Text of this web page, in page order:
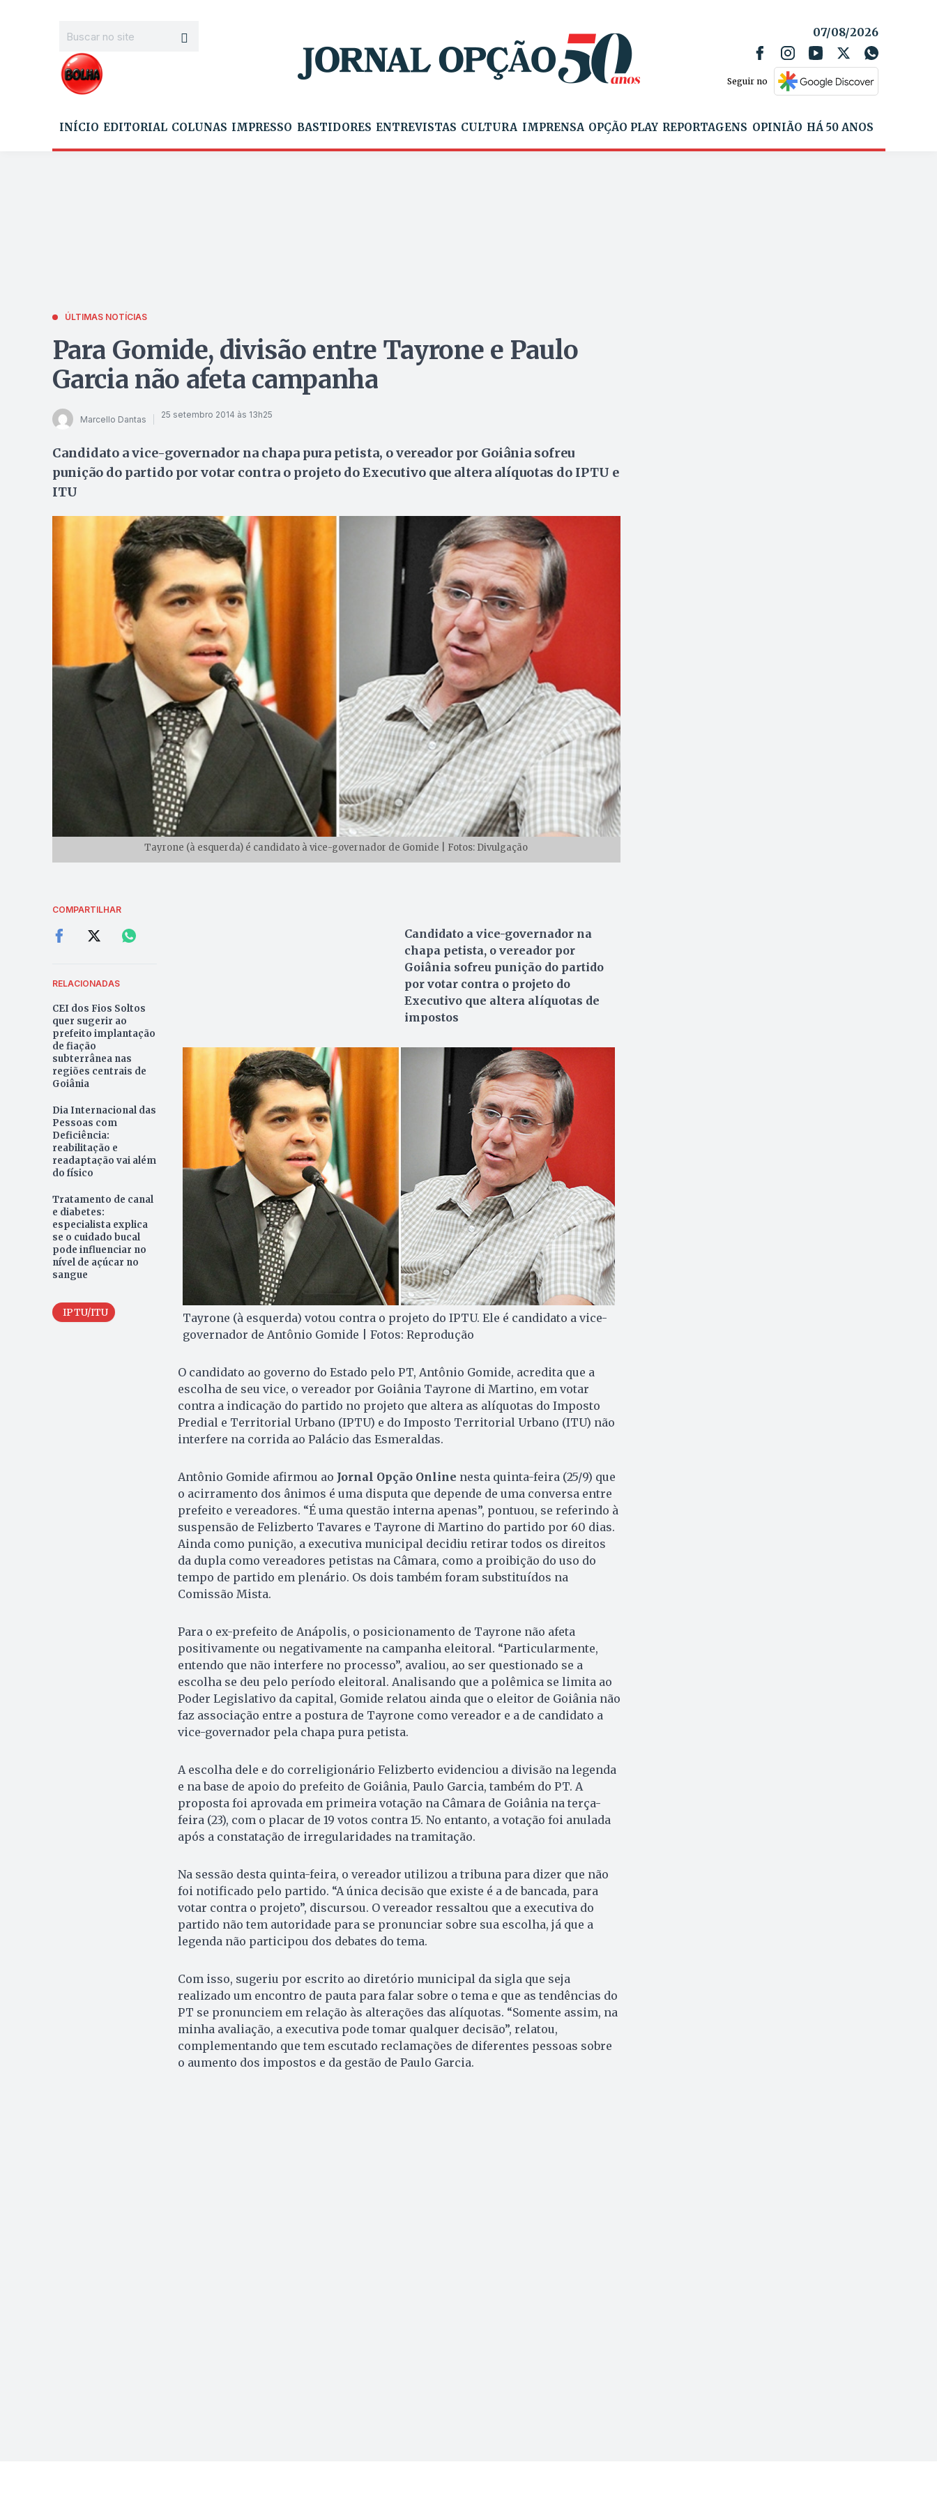
07/08/2026
Seguir no
INÍCIO EDITORIAL COLUNAS IMPRESSO BASTIDORES ENTREVISTAS CULTURA IMPRENSA OPÇÃO PLAY REPORTAGENS OPINIÃO HÁ 50 ANOS
ÚLTIMAS NOTÍCIAS
Para Gomide, divisão entre Tayrone e Paulo
Garcia não afeta campanha
Marcello Dantas 25 setembro 2014 às 13h25
Candidato a vice-governador na chapa pura petista, o vereador por Goiânia sofreu
punição do partido por votar contra o projeto do Executivo que altera alíquotas do IPTU e
ITU
Tayrone (à esquerda) é candidato à vice-governador de Gomide | Fotos: Divulgação
COMPARTILHAR
RELACIONADAS
CEI dos Fios Soltos
quer sugerir ao
prefeito implantação
de fiação
subterrânea nas
regiões centrais de
Goiânia
Dia Internacional das
Pessoas com
Deficiência:
reabilitação e
readaptação vai além
do físico
Tratamento de canal
e diabetes:
especialista explica
se o cuidado bucal
pode influenciar no
nível de açúcar no
sangue
IPTU/ITU
Candidato a vice-governador na
chapa petista, o vereador por
Goiânia sofreu punição do partido
por votar contra o projeto do
Executivo que altera alíquotas de
impostos
Tayrone (à esquerda) votou contra o projeto do IPTU. Ele é candidato a vice-
governador de Antônio Gomide | Fotos: Reprodução
O candidato ao governo do Estado pelo PT, Antônio Gomide, acredita que a
escolha de seu vice, o vereador por Goiânia Tayrone di Martino, em votar
contra a indicação do partido no projeto que altera as alíquotas do Imposto
Predial e Territorial Urbano (IPTU) e do Imposto Territorial Urbano (ITU) não
interfere na corrida ao Palácio das Esmeraldas.
Antônio Gomide afirmou ao Jornal Opção Online nesta quinta-feira (25/9) que
o acirramento dos ânimos é uma disputa que depende de uma conversa entre
prefeito e vereadores. “É uma questão interna apenas”, pontuou, se referindo à
suspensão de Felizberto Tavares e Tayrone di Martino do partido por 60 dias.
Ainda como punição, a executiva municipal decidiu retirar todos os direitos
da dupla como vereadores petistas na Câmara, como a proibição do uso do
tempo de partido em plenário. Os dois também foram substituídos na
Comissão Mista.
Para o ex-prefeito de Anápolis, o posicionamento de Tayrone não afeta
positivamente ou negativamente na campanha eleitoral. “Particularmente,
entendo que não interfere no processo”, avaliou, ao ser questionado se a
escolha se deu pelo período eleitoral. Analisando que a polêmica se limita ao
Poder Legislativo da capital, Gomide relatou ainda que o eleitor de Goiânia não
faz associação entre a postura de Tayrone como vereador e a de candidato a
vice-governador pela chapa pura petista.
A escolha dele e do correligionário Felizberto evidenciou a divisão na legenda
e na base de apoio do prefeito de Goiânia, Paulo Garcia, também do PT. A
proposta foi aprovada em primeira votação na Câmara de Goiânia na terça-
feira (23), com o placar de 19 votos contra 15. No entanto, a votação foi anulada
após a constatação de irregularidades na tramitação.
Na sessão desta quinta-feira, o vereador utilizou a tribuna para dizer que não
foi notificado pelo partido. “A única decisão que existe é a de bancada, para
votar contra o projeto”, discursou. O vereador ressaltou que a executiva do
partido não tem autoridade para se pronunciar sobre sua escolha, já que a
legenda não participou dos debates do tema.
Com isso, sugeriu por escrito ao diretório municipal da sigla que seja
realizado um encontro de pauta para falar sobre o tema e que as tendências do
PT se pronunciem em relação às alterações das alíquotas. “Somente assim, na
minha avaliação, a executiva pode tomar qualquer decisão”, relatou,
complementando que tem escutado reclamações de diferentes pessoas sobre
o aumento dos impostos e da gestão de Paulo Garcia.